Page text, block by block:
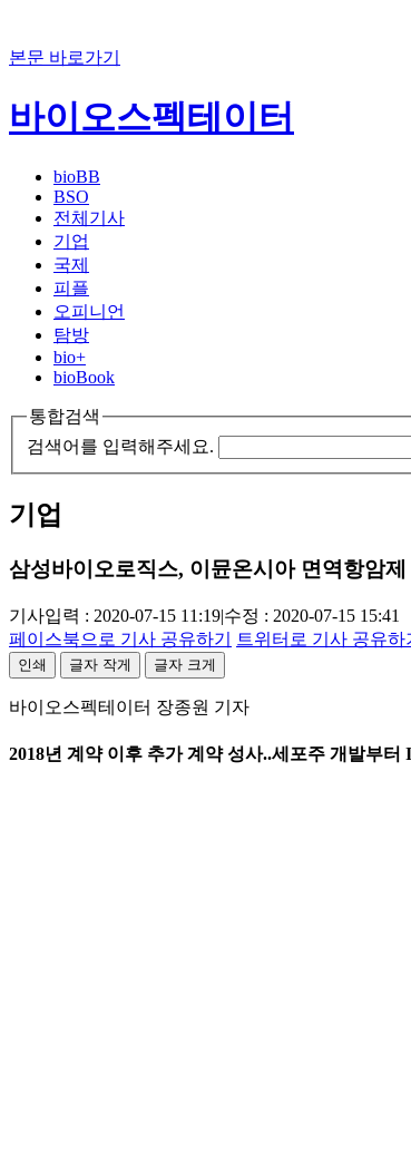
본문 바로가기
바이오스펙테이터
bioBB
BSO
전체기사
기업
국제
피플
오피니언
탐방
bio+
bioBook
통합검색
검색어를 입력해주세요.
기업
삼성바이오로직스, 이뮨온시아 면역항암
기사입력 : 2020-07-15 11:19|수정 : 2020-07-15 15:41
페이스북으로 기사 공유하기
트위터로 기사 공유하
인쇄 글자 작게 글자 크게
바이오스펙테이터 장종원 기자
2018년 계약 이후 추가 계약 성사..세포주 개발부터